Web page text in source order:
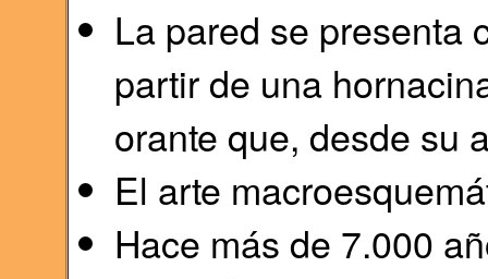
La pared se presenta
partir de una
orante que, desde su
El arte
Hace más de 7.000